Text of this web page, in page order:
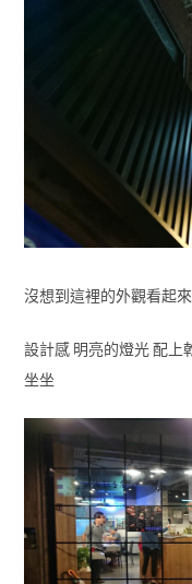
沒想到這裡的外觀看起
設計感 明亮的燈光 配上
坐坐